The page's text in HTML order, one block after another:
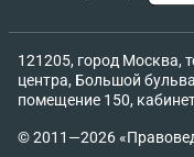
121205, город Москва,
центра, Большой
помещение 150,
© 2011—2026